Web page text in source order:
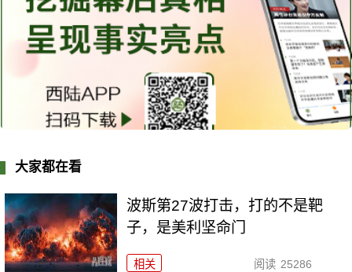
大家都在看
波斯第27波打击，打的不是靶
子，是美利坚命门
相关 阅读 25286